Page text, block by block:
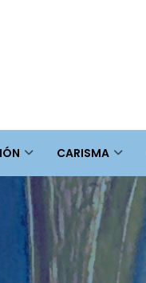
CARISMA